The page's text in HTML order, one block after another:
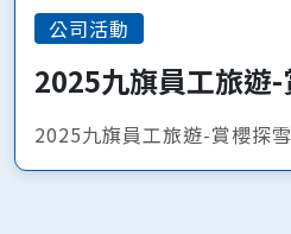
公司活動
2025九旗員工旅遊
2025九旗員工旅遊-賞櫻探